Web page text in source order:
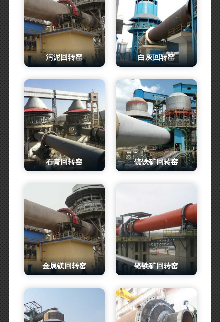
污泥回转窑 白灰回转窑
石膏回转窑 镜铁矿回转窑
金属镁回转窑 铬铁矿回转窑